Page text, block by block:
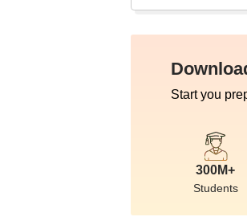
Start you
300M+
Students